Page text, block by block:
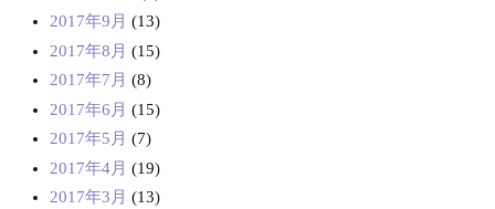
2017年9月 (13)
2017年8月 (15)
2017年7月 (8)
2017年6月 (15)
2017年5月 (7)
2017年4月 (19)
2017年3月 (13)